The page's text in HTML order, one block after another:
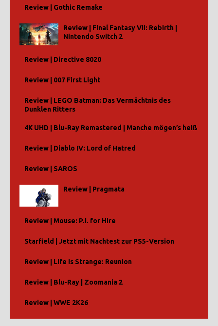
Review | Gothic Remake
Review | Final Fantasy VII: Rebirth |
Nintendo Switch 2
Review | Directive 8020
Review | 007 First Light
Review | LEGO Batman: Das Vermächtnis des
Dunklen Ritters
4K UHD | Blu-Ray Remastered | Manche mögen’s heiß
Review | Diablo IV: Lord of Hatred
Review | SAROS
Review | Pragmata
Review | Mouse: P.I. for Hire
Starfield | Jetzt mit Nachtest zur PS5-Version
Review | Life is Strange: Reunion
Review | Blu-Ray | Zoomania 2
Review | WWE 2K26